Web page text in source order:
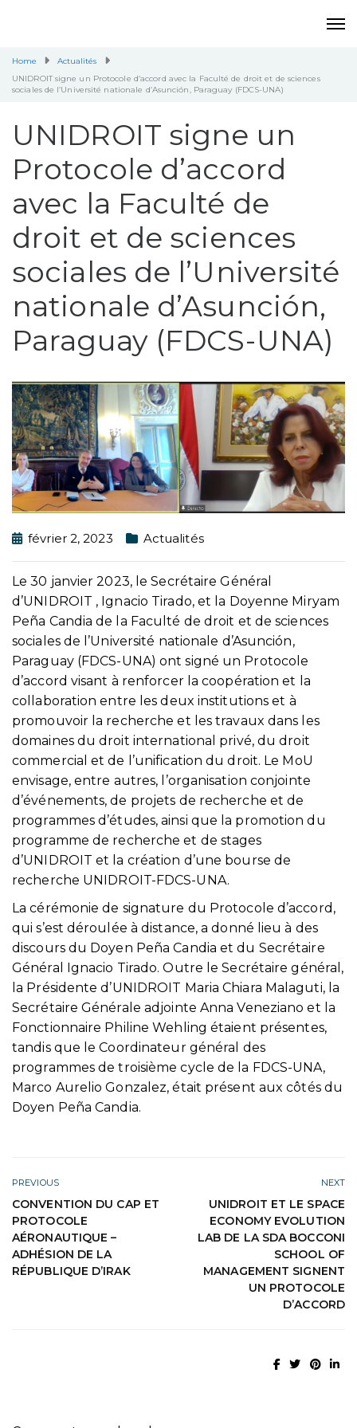
Home
Actualités
UNIDROIT signe un Protocole d’accord avec la Faculté de droit et de sciences
sociales de l’Université nationale d’Asunción, Paraguay (FDCS-UNA)
UNIDROIT signe un
Protocole d’accord
avec la Faculté de
droit et de sciences
sociales de l’Université
nationale d’Asunción,
Paraguay (FDCS-UNA)
février 2, 2023 Actualités
Le 30 janvier 2023, le Secrétaire Général
d’UNIDROIT , Ignacio Tirado, et la Doyenne Miryam
Peña Candia de la Faculté de droit et de sciences
sociales de l’Université nationale d’Asunción,
Paraguay (FDCS-UNA) ont signé un Protocole
d’accord visant à renforcer la coopération et la
collaboration entre les deux institutions et à
promouvoir la recherche et les travaux dans les
domaines du droit international privé, du droit
commercial et de l’unification du droit. Le MoU
envisage, entre autres, l’organisation conjointe
d’événements, de projets de recherche et de
programmes d’études, ainsi que la promotion du
programme de recherche et de stages
d’UNIDROIT et la création d’une bourse de
recherche UNIDROIT-FDCS-UNA.
La cérémonie de signature du Protocole d’accord,
qui s’est déroulée à distance, a donné lieu à des
discours du Doyen Peña Candia et du Secrétaire
Général Ignacio Tirado. Outre le Secrétaire général,
la Présidente d’UNIDROIT Maria Chiara Malaguti, la
Secrétaire Générale adjointe Anna Veneziano et la
Fonctionnaire Philine Wehling étaient présentes,
tandis que le Coordinateur général des
programmes de troisième cycle de la FDCS-UNA,
Marco Aurelio Gonzalez, était présent aux côtés du
Doyen Peña Candia.
PREVIOUS
CONVENTION DU CAP ET
PROTOCOLE
AÉRONAUTIQUE –
ADHÉSION DE LA
RÉPUBLIQUE D’IRAK
NEXT
UNIDROIT ET LE SPACE
ECONOMY EVOLUTION
LAB DE LA SDA BOCCONI
SCHOOL OF
MANAGEMENT SIGNENT
UN PROTOCOLE
D’ACCORD